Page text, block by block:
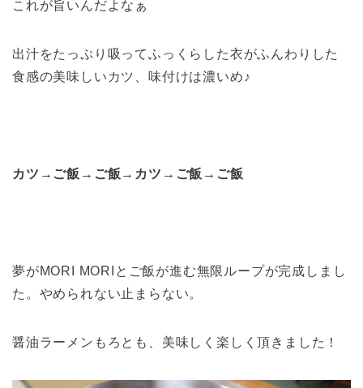
これが旨いんだよなぁ
出汁をたっぷり吸ってふっくらした衣がふんわりした
食感の美味しいカツ、味付けは濃いめ♪
カツ→ご飯→ご飯→カツ→ご飯→ご飯
夢がMORI MORIとご飯が進む無限ループが完成しまし
た。やめられない止まらない。
醤油ラーメンもろとも、美味しく楽しく頂きました！